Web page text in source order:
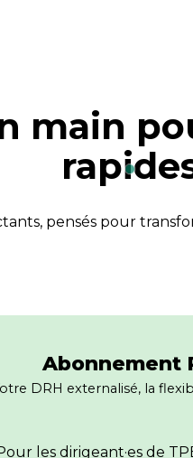
main
pensés pour
Abonnement
DRH externalisé, la
les dirigeant·es de